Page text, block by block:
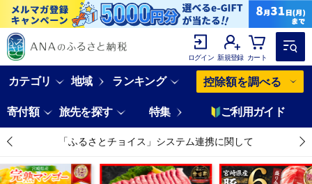
ログイン 新規登録 カート
カテゴリ 地域 ランキング 控除額を調べる
寄付額 旅先を探す 特集 ご利用ガイド
「ふるさとチョイス」システム連携に関して